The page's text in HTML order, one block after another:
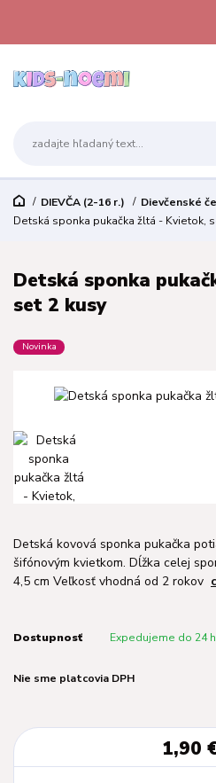
DIEVČA (2-16 r.)
Dievčenské
Detská sponka pukačka žltá - Kvietok,
Detská sponka
set 2 kusy
Novinka
Detská kovová sponka pukačka
šifónovým kvietkom. Dĺžka celej
4,5 cm Veľkosť vhodná od 2 rokov
Dostupnosť Expedujeme do 24
Nie sme platcovia DPH
1,90